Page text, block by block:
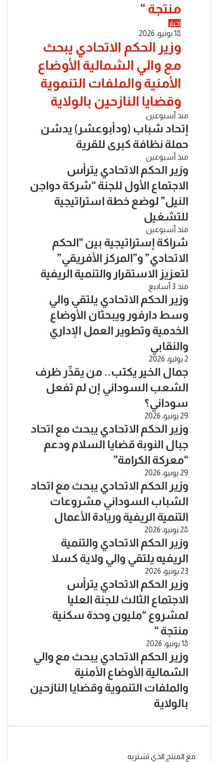
منتجة “
اخبار
18 يونيو، 2026
​وزير الحكم الاتحادي يبحث
مع والي الشمالية الأوضاع
الأمنية والملفات التنموية
وقضايا النازحين بالولاية
منذ أسبوعين
إتحاد شباب (ودأبوعشر) يدشن
حملة نظافة كبرى للقرية
منذ أسبوعين
وزير الحكم الاتحادي يترأس
الاجتماع الأول للجنة “شركة دواجن
النيل” لوضع خطة استراتيجية
للتشغيل
منذ أسبوعين
شراكة إستراتيجية بين “الحكم
الاتحادي” و”المركز الأفريقي”
لتعزيز الاستقرار والتنمية الريفية
منذ 3 أسابيع
​وزير الحكم الاتحادي يلتقي والي
وسط دارفور ويبحثان الأوضاع
الخدمية وتطوير العمل الإداري
والنقابي
2 يوليو، 2026
جمال الخير يكتب.. من يقدِّر ظرف
الشعب السوداني إن لم تفعل
سوداني؟
29 يونيو، 2026
​وزير الحكم الاتحادي يبحث مع اتحاد
جبال النوبة قضايا السلام ودعم
“معركة الكرامة”
29 يونيو، 2026
​وزير الحكم الاتحادي يبحث مع اتحاد
الشباب السوداني مشروعات
التنمية الريفية وريادة الأعمال
28 يونيو، 2026
​وزير الحكم الاتحادي والتنمية
الريفيه يلتقي والي ولاية كسلا
23 يونيو، 2026
​وزير الحكم الاتحادي يترأس
الاجتماع الثالث للجنة العليا
لمشروع “مليون وحدة سكنية
منتجة “
18 يونيو، 2026
​وزير الحكم الاتحادي يبحث مع والي
الشمالية الأوضاع الأمنية
والملفات التنموية وقضايا النازحين
بالولاية
مع المنتج الذي تشتريه